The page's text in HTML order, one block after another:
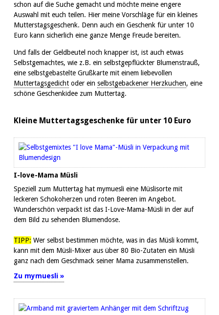
schon auf die Suche gemacht und möchte meine engere
Auswahl mit euch teilen. Hier meine Vorschläge für ein kleines
Mutterstagsgeschenk. Denn auch ein Geschenk für unter 10
Euro kann sicherlich eine ganze Menge Freude bereiten.
Und falls der Geldbeutel noch knapper ist, ist auch etwas
Selbstgemachtes, wie z.B. ein selbstgepflückter Blumenstrauß,
eine selbstgebastelte Grußkarte mit einem liebevollen
Muttertagsgedicht oder ein selbstgebackener Herzkuchen, eine
schöne Geschenkidee zum Muttertag.
Kleine Muttertagsgeschenke für unter 10 Euro
I-love-Mama Müsli
Speziell zum Muttertag hat mymuesli eine Müslisorte mit
leckeren Schokoherzen und roten Beeren im Angebot.
Wunderschön verpackt ist das I-Love-Mama-Müsli in der auf
dem Bild zu sehenden Blumendose.
TIPP: Wer selbst bestimmen möchte, was in das Müsli kommt,
kann mit dem Müsli-Mixer aus über 80 Bio-Zutaten ein Müsli
ganz nach dem Geschmack seiner Mama zusammenstellen.
Zu mymuesli »